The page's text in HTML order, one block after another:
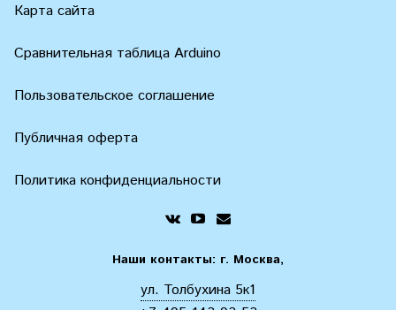
Карта сайта
Сравнительная таблица Arduino
Пользовательское соглашение
Публичная оферта
Политика конфиденциальности
Наши контакты: г. Москва,
ул. Толбухина 5к1